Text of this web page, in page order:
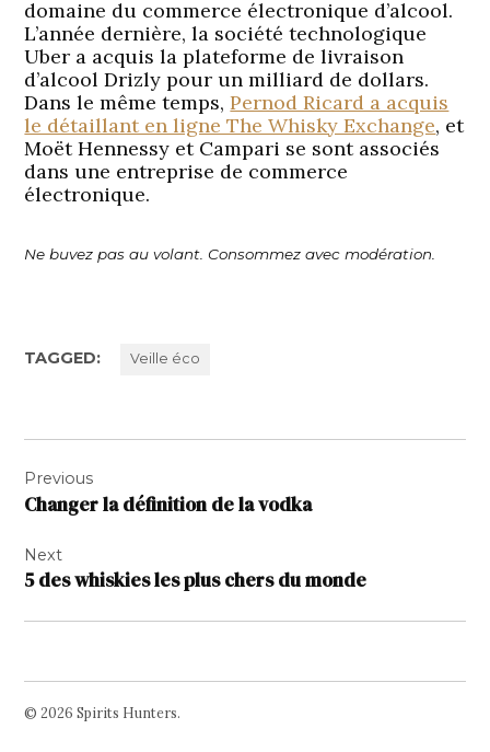
domaine du commerce électronique d’alcool.
L’année dernière, la société technologique
Uber a acquis la plateforme de livraison
d’alcool Drizly pour un milliard de dollars.
Dans le même temps,Pernod Ricard a acquis
le détaillant en ligne The Whisky Exchange, et
Moët Hennessy et Campari se sont associés
dans une entreprise de commerce
électronique.
Ne buvez pas au volant. Consommez avec modération.
TAGGED: Veille éco
de
l’article
Previous
Changer la définition de la vodka
Next
5 des whiskies les plus chers du monde
© 2026 Spirits Hunters.